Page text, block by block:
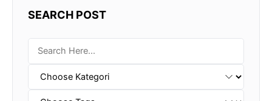
SEARCH POST